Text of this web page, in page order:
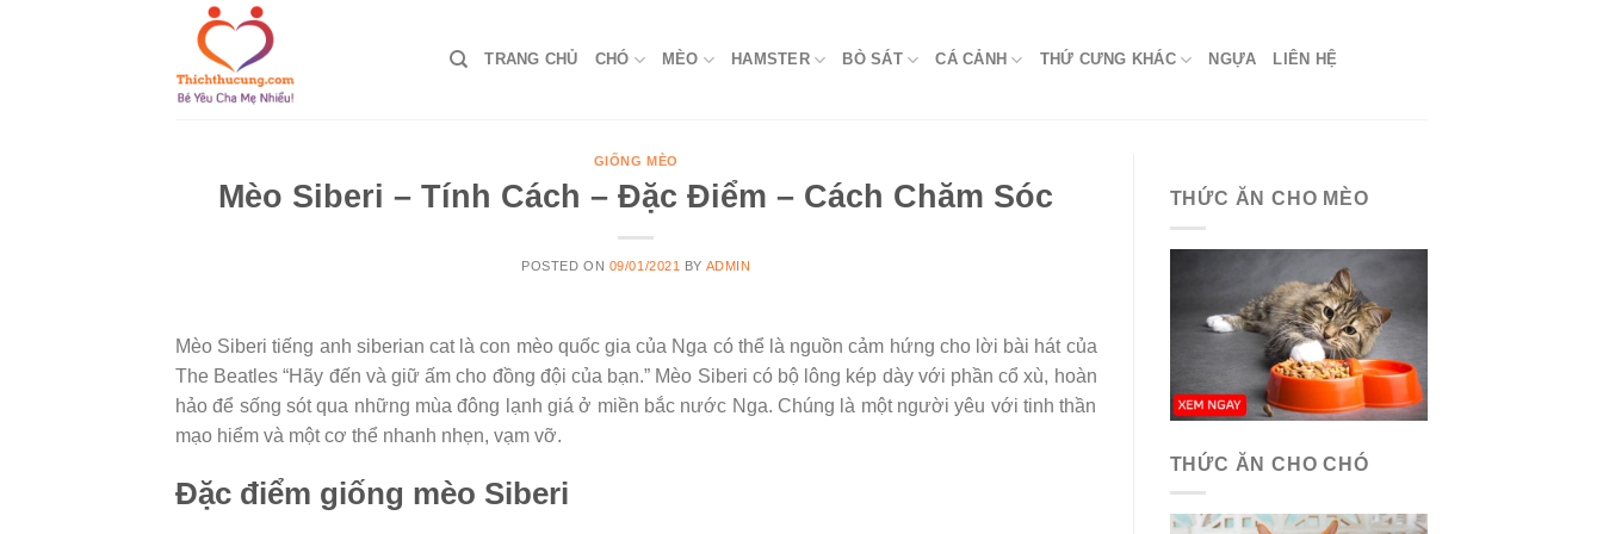
TRANG CHỦ CHÓ MÈO HAMSTER BÒ SÁT CÁ CẢNH THỨ CƯNG KHÁC NGỰA LIÊN HỆ
GIỐNG MÈO
Mèo Siberi – Tính Cách – Đặc Điểm – Cách Chăm Sóc
POSTED ON 09/01/2021 BY ADMIN
Mèo Siberi tiếng anh siberian cat là con mèo quốc gia của Nga có thể là nguồn cảm hứng cho lời bài hát của
The Beatles “Hãy đến và giữ ấm cho đồng đội của bạn.” Mèo Siberi có bộ lông kép dày với phần cổ xù, hoàn
hảo để sống sót qua những mùa đông lạnh giá ở miền bắc nước Nga. Chúng là một người yêu với tinh thần
mạo hiểm và một cơ thể nhanh nhẹn, vạm vỡ.
Đặc điểm giống mèo Siberi
THỨC ĂN CHO MÈO
THỨC ĂN CHO CHÓ